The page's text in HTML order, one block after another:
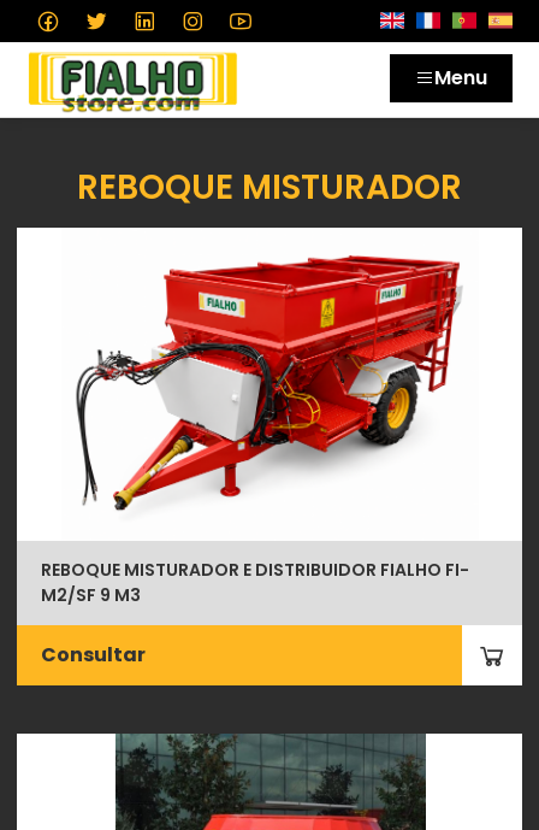
Menu
REBOQUE MISTURADOR
REBOQUE MISTURADOR E DISTRIBUIDOR FIALHO FI-
M2/SF 9 M3
Consultar